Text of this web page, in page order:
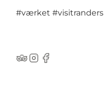
#værket #visitranders
TripAdvisor
Instagram
Facebook